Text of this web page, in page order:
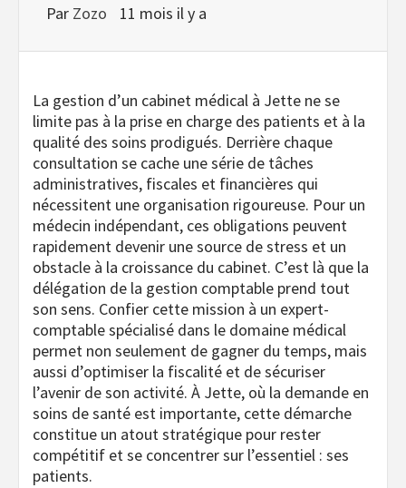
Par Zozo 11 mois il y a
La gestion d’un cabinet médical à Jette ne se
limite pas à la prise en charge des patients et à la
qualité des soins prodigués. Derrière chaque
consultation se cache une série de tâches
administratives, fiscales et financières qui
nécessitent une organisation rigoureuse. Pour un
médecin indépendant, ces obligations peuvent
rapidement devenir une source de stress et un
obstacle à la croissance du cabinet. C’est là que la
délégation de la gestion comptable prend tout
son sens. Confier cette mission à un expert-
comptable spécialisé dans le domaine médical
permet non seulement de gagner du temps, mais
aussi d’optimiser la fiscalité et de sécuriser
l’avenir de son activité. À Jette, où la demande en
soins de santé est importante, cette démarche
constitue un atout stratégique pour rester
compétitif et se concentrer sur l’essentiel : ses
patients.